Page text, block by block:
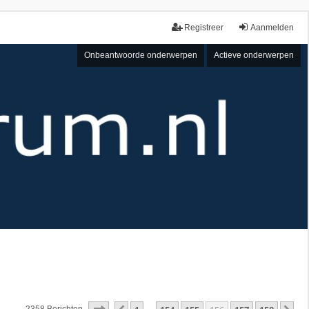
Aanmelden
Registreer
Onbeantwoorde onderwerpen Actieve onderwerpen